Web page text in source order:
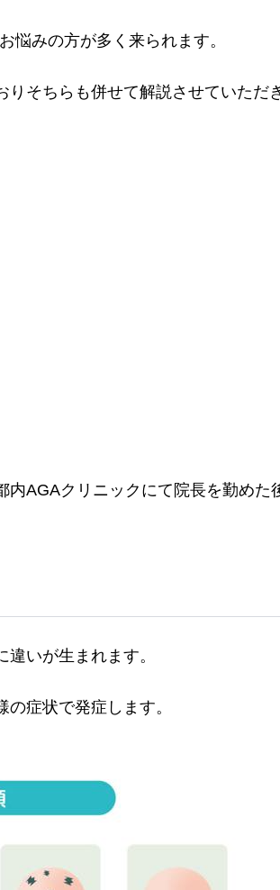
悩みの方が多く来られます。
りそちらも併せて解説させていただ
AGAクリニックにて院長を勤め
いが生まれます。
症状で発症します。